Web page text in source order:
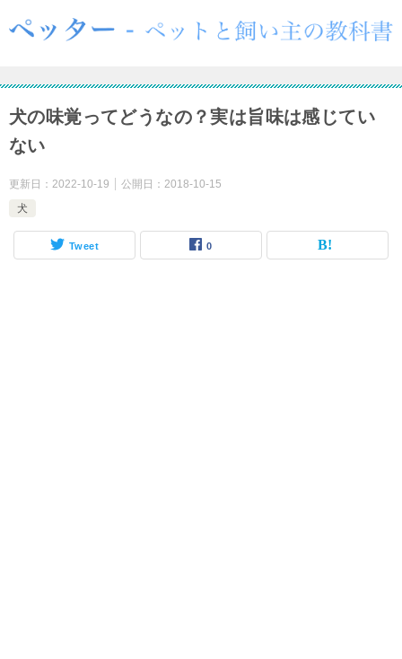
犬の味覚ってどうなの？実は旨味は感じてい
ない
更新日： 2022-10-19 公開日： 2018-10-15
犬
Tweet 0